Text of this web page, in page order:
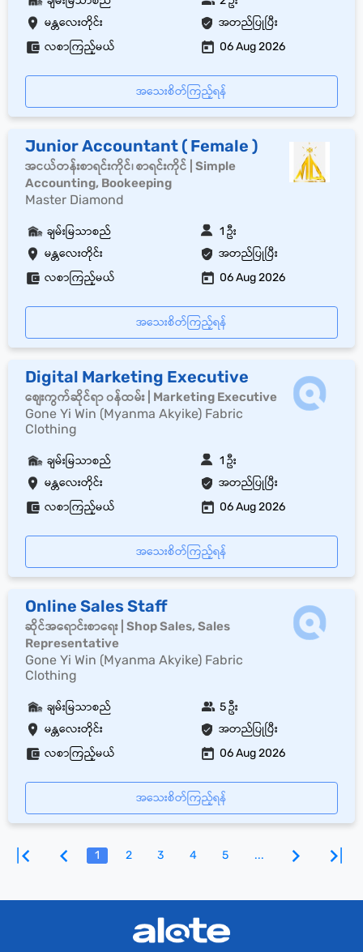
မန္တလေးတိုင်း အတည်ပြုပြီး
လစာကြည့်မယ် 06 Aug 2026
အသေးစိတ်ကြည့်ရန်
Junior Accountant ( Female )
အငယ်တန်းစာရင်းကိုင်၊ စာရင်းကိုင် | Simple
Accounting, Bookeeping
Master Diamond
မန္တလေးတိုင်း အတည်ပြုပြီး
ချမ်းမြသာစည် 1 ဦး
လစာကြည့်မယ် 06 Aug 2026
အသေးစိတ်ကြည့်ရန်
Digital Marketing Executive
စျေးကွက်ဆိုင်ရာ ၀န်ထမ်း | Marketing Executive
Gone Yi Win (Myanma Akyike) Fabric
Clothing
မန္တလေးတိုင်း အတည်ပြုပြီး
ချမ်းမြသာစည် 1 ဦး
လစာကြည့်မယ် 06 Aug 2026
အသေးစိတ်ကြည့်ရန်
Online Sales Staff
ဆိုင်အရောင်းစာရေး | Shop Sales, Sales
Representative
Gone Yi Win (Myanma Akyike) Fabric
Clothing
မန္တလေးတိုင်း အတည်ပြုပြီး
ချမ်းမြသာစည် 5 ဦး
လစာကြည့်မယ် 06 Aug 2026
အသေးစိတ်ကြည့်ရန်
1 2 3 4 5 ...